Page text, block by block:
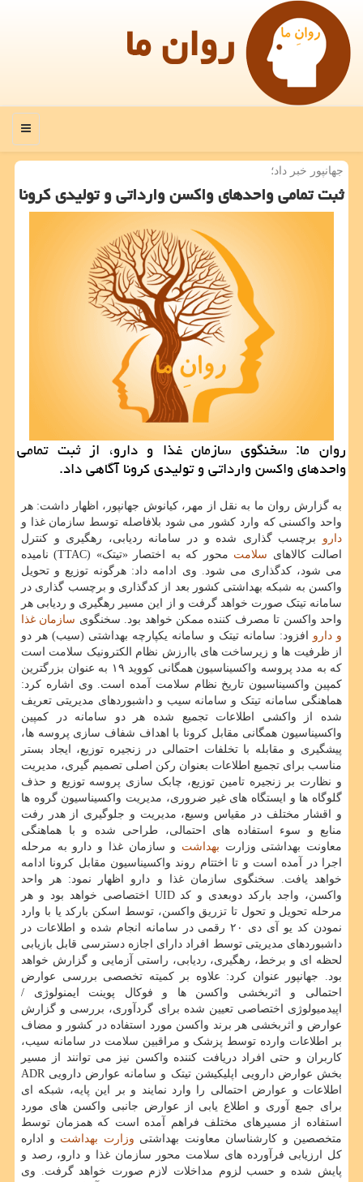
روان ما
منو
جهانپور خبر داد؛
ثبت تمامی واحدهای واكسن وارداتی و تولیدی كرونا
روان ما: سخنگوی سازمان غذا و دارو، از ثبت تمامی
واحدهای واکسن وارداتی و تولیدی کرونا آگاهی داد.
به گزارش روان ما به نقل از مهر، کیانوش جهانپور، اظهار داشت: هر
واحد واکسنی که وارد کشور می شود بلافاصله توسط سازمان غذا و
دارو برچسب گذاری شده و در سامانه ردیابی، رهگیری و کنترل
اصالت کالاهای سلامت
محور که به اختصار «تیتک» (TTAC) نامیده
می شود، کدگذاری می شود. وی ادامه داد: هرگونه توزیع و تحویل
واکسن به شبکه بهداشتی کشور بعد از کدگذاری و برچسب گذاری در
سامانه تیتک صورت خواهد گرفت و از این مسیر رهگیری و ردیابی هر
واحد واکسن تا مصرف کننده ممکن خواهد بود. سخنگوی سازمان غذا
و دارو افزود: سامانه تیتک و سامانه یکپارچه بهداشتی (سیب) هر دو
از ظرفیت ها و زیرساخت های باارزش نظام الکترونیک سلامت است
که به مدد پروسه واکسیناسیون همگانی کووید ۱۹ به عنوان بزرگترین
کمپین واکسیناسیون تاریخ نظام سلامت آمده است. وی اشاره کرد:
هماهنگی سامانه تیتک و سامانه سیب و داشبوردهای مدیریتی تعریف
شده از واکشی اطلاعات تجمیع شده هر دو سامانه در کمپین
واکسیناسیون همگانی مقابل کرونا با اهداف شفاف سازی پروسه ها،
پیشگیری و مقابله با تخلفات احتمالی در زنجیره توزیع، ایجاد بستر
مناسب برای تجمیع اطلاعات بعنوان رکن اصلی تصمیم گیری، مدیریت
و نظارت بر زنجیره تامین توزیع، چابک سازی پروسه توزیع و حذف
گلوگاه ها و ایستگاه های غیر ضروری، مدیریت واکسیناسیون گروه ها
و اقشار مختلف در مقیاس وسیع، مدیریت و جلوگیری از هدر رفت
منابع و سوء استفاده های احتمالی، طراحی شده و با هماهنگی
معاونت بهداشتی وزارت بهداشت و سازمان غذا و دارو به مرحله
اجرا در آمده است و تا اختتام روند واکسیناسیون مقابل کرونا ادامه
خواهد یافت. سخنگوی سازمان غذا و دارو اظهار نمود: هر واحد
واکسن، واجد بارکد دوبعدی و کد UID اختصاصی خواهد بود و هر
مرحله تحویل و تحول تا تزریق واکسن، توسط اسکن بارکد یا با وارد
نمودن کد یو آی دی ۲۰ رقمی در سامانه انجام شده و اطلاعات در
داشبوردهای مدیریتی توسط افراد دارای اجازه دسترسی قابل بازیابی
لحظه ای و برخط، رهگیری، ردیابی، راستی آزمایی و گزارش خواهد
بود. جهانپور عنوان کرد: علاوه بر کمیته تخصصی بررسی عوارض
احتمالی و اثربخشی واکسن ها و فوکال پوینت ایمنولوژی /
اپیدمیولوژی اختصاصی تعیین شده برای گردآوری، بررسی و گزارش
عوارض و اثربخشی هر برند واکسن مورد استفاده در کشور و مضاف
بر اطلاعات وارده توسط پزشک و مراقبین سلامت در سامانه سیب،
کاربران و حتی افراد دریافت کننده واکسن نیز می توانند از مسیر
بخش عوارض دارویی اپلیکیشن تیتک و سامانه عوارض دارویی ADR
اطلاعات و عوارض احتمالی را وارد نمایند و بر این پایه، شبکه ای
برای جمع آوری و اطلاع یابی از عوارض جانبی واکسن های مورد
استفاده از مسیرهای مختلف فراهم آمده است که همزمان توسط
متخصصین و کارشناسان معاونت بهداشتی وزارت بهداشت و اداره
کل ارزیابی فرآورده های سلامت محور سازمان غذا و دارو، رصد و
پایش شده و حسب لزوم مداخلات لازم صورت خواهد گرفت. وی